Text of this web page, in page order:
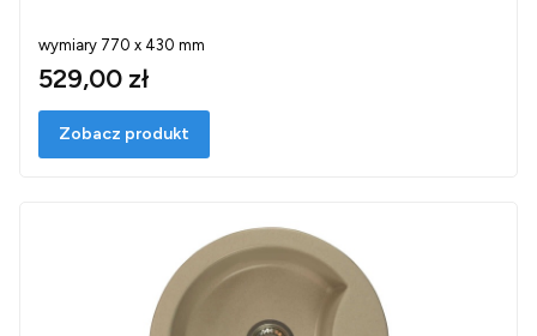
wymiary 770 x 430 mm
529,00 zł
Zobacz produkt